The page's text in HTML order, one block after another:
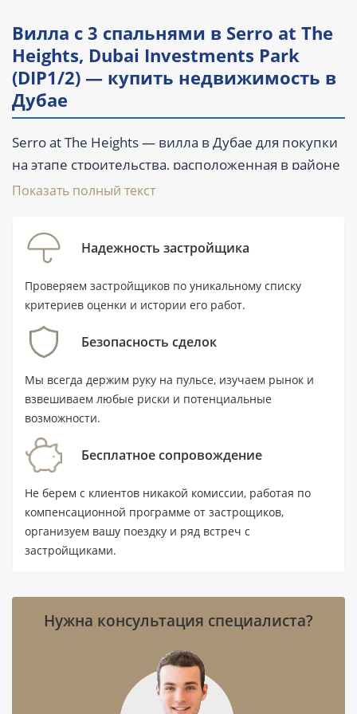
Вилла с 3 спальнями в Serro at The
Heights, Dubai Investments Park
(DIP1/2) — купить недвижимость в
Дубае
Serro at The Heights — вилла в Дубае для покупки
на этапе строительства, расположенная в районе
Dubai Investments Park (DIP1/2). Лот включает 3
316,1 м² (3 402 ft²). В комплектации заявлена
частичная меблировка, а также балкон, терраса,
передача объекта запланирована на I квартал
Ключевые характеристики
Тип:
вилла с 3 спальнями и 4
Площадь:316,1 м² (3 402 ft²).
Цена:от 6 500 000 AED.
Статус:новостройка; передача
объекта — I квартал 2030 года.
(DIP1/2), Дубай; до станции метро EXPO
2020 Metro Station 2 — 1,4 км.
17,3 км, до аэропорта — 21,9 км.
Девелопер:
Emaar.
Показать полный текст
Надежность застройщика
Проверяем застройщиков по уникальному списку
критериев оценки и истории его работ.
Безопасность сделок
Мы всегда держим руку на пульсе, изучаем рынок и
взвешиваем любые риски и потенциальные
возможности.
Бесплатное сопровождение
Не берем с клиентов никакой комиссии, работая по
компенсационной программе от застрощиков,
организуем вашу поездку и ряд встреч с
застройщиками.
Нужна консультация специалиста?